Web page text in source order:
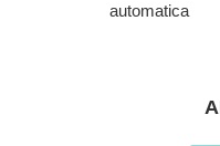
automatica